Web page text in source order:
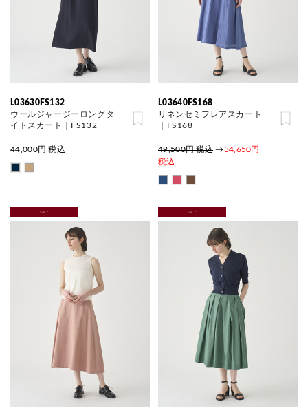
L03630FS132
ウールジャージーロングタ
イトスカート｜FS132
44,000円 税込
L03640FS168
リネンセミフレアスカート
｜FS168
49,500円 税込 →34,650円
税込
SALE SALE